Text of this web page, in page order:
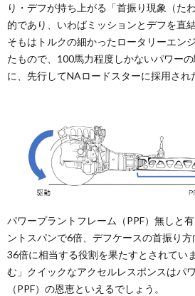
り・デフが持ち上がる「首振り現象（た
的であり、いわばミッションとデフを直
そもはトルクの細かったロータリーエン
たもので、100馬力程度しかないパワー
に、先行してNAロードスターに採用され
パワープラントフレーム（PPF）無しと
ントスパンで6倍、デフケースの首振り
36倍に相当する役割を果たすとされてい
む」クイックなアクセルレスポンスはパ
（PPF）の恩恵といえるでしょう。